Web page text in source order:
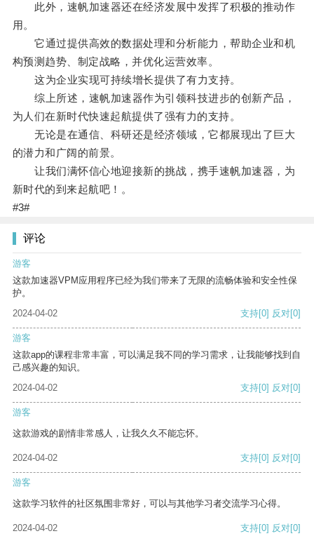
此外，速帆加速器还在经济发展中发挥了积极的推动作
用。
它通过提供高效的数据处理和分析能力，帮助企业和机
构预测趋势、制定战略，并优化运营效率。
这为企业实现可持续增长提供了有力支持。
综上所述，速帆加速器作为引领科技进步的创新产品，
为人们在新时代快速起航提供了强有力的支持。
无论是在通信、科研还是经济领域，它都展现出了巨大
的潜力和广阔的前景。
让我们满怀信心地迎接新的挑战，携手速帆加速器，为
新时代的到来起航吧！。
#3#
评论
游客
这款加速器VPM应用程序已经为我们带来了无限的流畅体验和安全性保
护。
2024-04-02
支持[0] 反对[0]
游客
这款app的课程非常丰富，可以满足我不同的学习需求，让我能够找到自
己感兴趣的知识。
2024-04-02
支持[0] 反对[0]
游客
这款游戏的剧情非常感人，让我久久不能忘怀。
2024-04-02 支持[0] 反对[0]
游客
这款学习软件的社区氛围非常好，可以与其他学习者交流学习心得。
2024-04-02 支持[0] 反对[0]